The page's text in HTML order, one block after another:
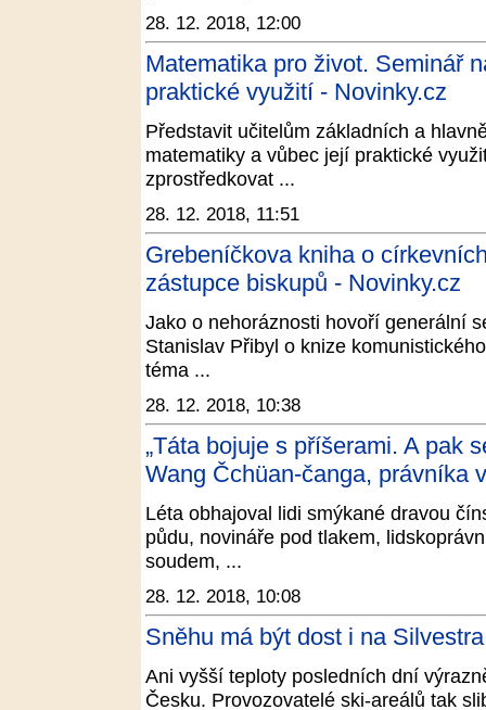
28. 12. 2018, 12:00
Matematika pro život. Seminář
praktické využití - Novinky.cz
Představit učitelům základních a
matematiky a vůbec její praktické
zprostředkovat ...
28. 12. 2018, 11:51
Grebeníčkova kniha o
zástupce biskupů - Novinky.cz
Jako o nehoráznosti hovoří generální
Stanislav Přibyl o knize
téma ...
28. 12. 2018, 10:38
„Táta bojuje s příšerami. A pak
Wang Čchüan-čanga, právníka
Léta obhajoval lidi smýkané dravou
půdu, novináře pod tlakem,
soudem, ...
28. 12. 2018, 10:08
Sněhu má být dost i na
Ani vyšší teploty posledních dní
Česku. Provozovatelé ski-areálů tak